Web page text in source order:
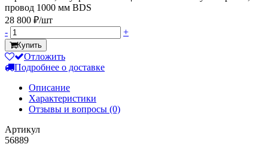
провод 1000 мм BDS
28 800 ₽/шт
-
+
Купить
Отложить
Подробнее о доставке
Описание
Характеристики
Отзывы и вопросы (0)
Артикул
56889